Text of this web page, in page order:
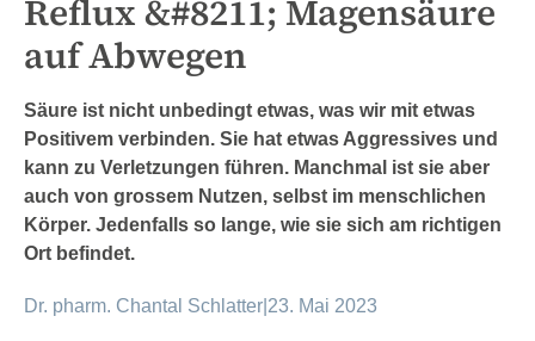
Reflux &#8211; Magensäure
auf Abwegen
Säure ist nicht unbedingt etwas, was wir mit etwas
Positivem verbinden. Sie hat etwas Aggressives und
kann zu Verletzungen führen. Manchmal ist sie aber
auch von grossem Nutzen, selbst im menschlichen
Körper. Jedenfalls so lange, wie sie sich am richtigen
Ort befindet.
Dr. pharm. Chantal Schlatter 23. Mai 2023